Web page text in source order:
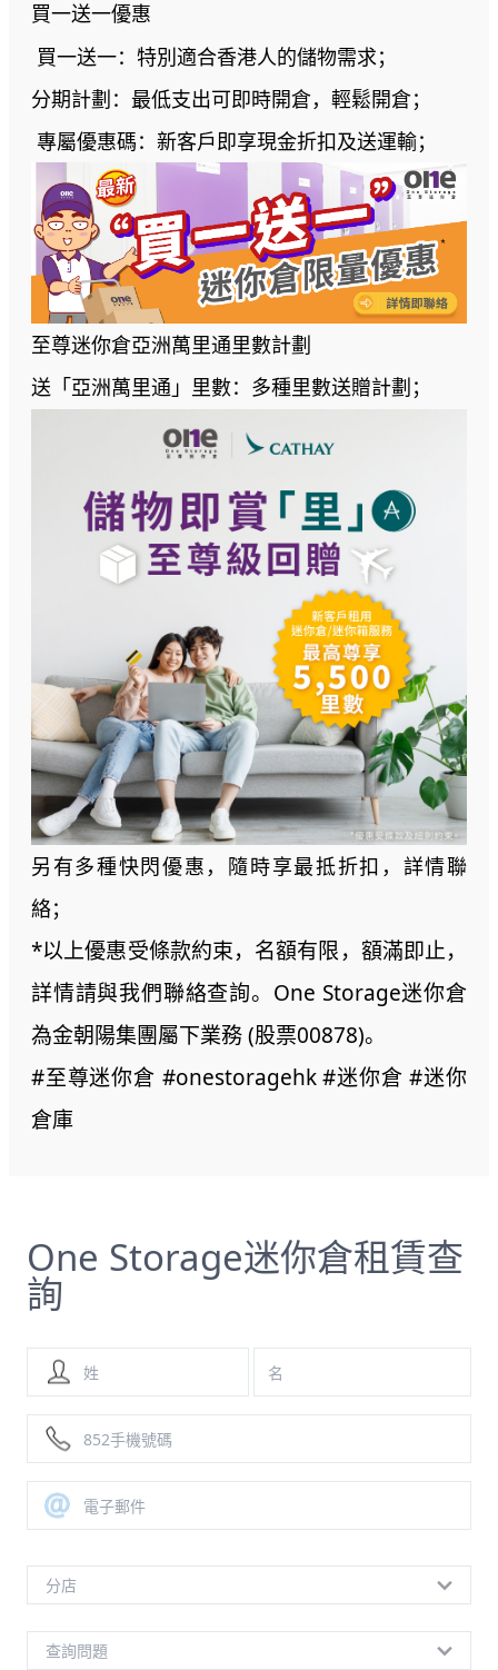
買一送一優惠
買一送一：特別適合香港人的儲物需求；
分期計劃：最低支出可即時開倉，輕鬆開倉；
專屬優惠碼：新客戶即享現金折扣及送運輸；
至尊迷你倉亞洲萬里通里數計劃
送「亞洲萬里通」里數：多種里數送贈計劃；
另有多種快閃優惠，隨時享最抵折扣，詳情聯
絡；
*以上優惠受條款約束，名額有限，額滿即止，
詳情請與我們聯絡查詢。One Storage迷你倉
為金朝陽集團屬下業務 (股票00878)。
#至尊迷你倉 #onestoragehk #迷你倉 #迷你
倉庫
One Storage迷你倉租賃查
詢